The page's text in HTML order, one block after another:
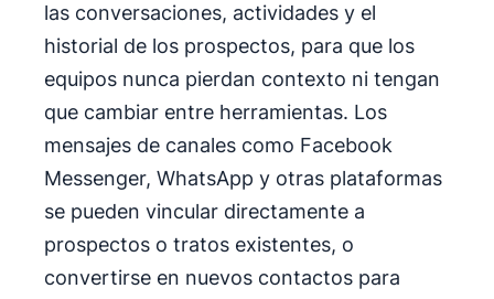
las conversaciones, actividades y el
historial de los prospectos, para que los
equipos nunca pierdan contexto ni tengan
que cambiar entre herramientas. Los
mensajes de canales como Facebook
Messenger, WhatsApp y otras plataformas
se pueden vincular directamente a
prospectos o tratos existentes, o
convertirse en nuevos contactos para